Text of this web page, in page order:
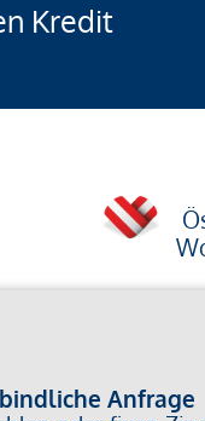
Kredit